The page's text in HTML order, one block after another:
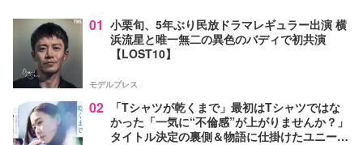
01 小栗旬、5年ぶり民放ドラマレギュラー出演 横
浜流星と唯一無二の異色のバディで初共演
【LOST10】
モデルプレス
02
「Tシャツが乾くまで」最初はTシャツではな
かった「一気に“不倫感”が上がりませんか？」
タイトル決定の裏側＆物語に仕掛けたユニーク